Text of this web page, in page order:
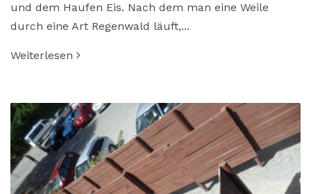
und dem Haufen Eis. Nach dem man eine Weile
durch eine Art Regenwald läuft,...
Weiterlesen